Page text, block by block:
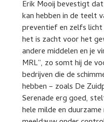
Erik Mooij bevestigt
kan hebben in de teelt
preventief en zelfs
het is zacht voor het
andere middelen en je
MRL”, zo somt hij de
bedrijven die de
hebben – zoals De
Serenade erg goed,
hele milde en